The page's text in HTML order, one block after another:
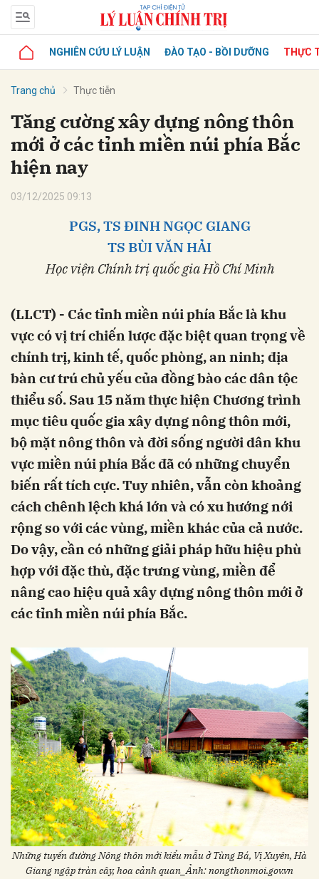
NGHIÊN CỨU LÝ LUẬN ĐÀO TẠO - BỒI DƯỠNG THỰC
Trang chủ Thực tiễn
Tăng cường xây dựng nông thôn
mới ở các tỉnh miền núi phía Bắc
hiện nay
03/12/2025 09:13
PGS, TS ĐINH NGỌC GIANG
TS BÙI VĂN HẢI
Học viện Chính trị quốc gia Hồ Chí Minh
(LLCT) - Các tỉnh miền núi phía Bắc là khu
vực có vị trí chiến lược đặc biệt quan trọng về
chính trị, kinh tế, quốc phòng, an ninh; địa
bàn cư trú chủ yếu của đồng bào các dân tộc
thiểu số. Sau 15 năm thực hiện Chương trình
mục tiêu quốc gia xây dựng nông thôn mới,
bộ mặt nông thôn và đời sống người dân khu
vực miền núi phía Bắc đã có những chuyển
biến rất tích cực. Tuy nhiên, vẫn còn khoảng
cách chênh lệch khá lớn và có xu hướng nới
rộng so với các vùng, miền khác của cả nước.
Do vậy, cần có những giải pháp hữu hiệu phù
hợp với đặc thù, đặc trưng vùng, miền để
nâng cao hiệu quả xây dựng nông thôn mới ở
các tỉnh miền núi phía Bắc.
Những tuyến đường Nông thôn mới kiểu mẫu ở Tùng Bá, Vị Xuyên, Hà
Giang ngập tràn cây, hoa cảnh quan_Ảnh: nongthonmoi.gov.vn